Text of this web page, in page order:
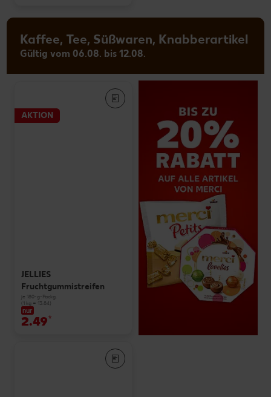
Kaffee, Tee, Süßwaren, Knabberartikel
Gültig vom 06.08. bis 12.08.
AKTION
JELLIES
Fruchtgummistreifen
je 180-g-Packg.
(1 kg = 13.84)
nur
2.49*